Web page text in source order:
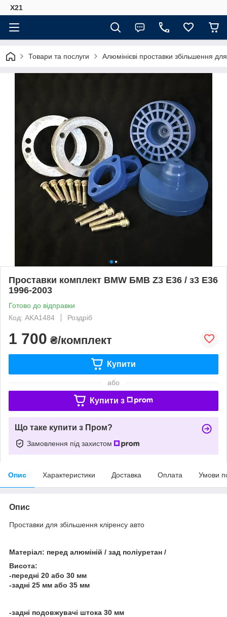
Х21
Товари та послуги Алюмінієві проставки збільшення
Проставки комплект BMW БМВ Z3 E36 / з3 Е36
1996-2003
Готово до відправки
Код: AKA1484
Роздріб
1 700 ₴/комплект
Купити
або
Купити з
Що таке купити з Пром?
Замовлення під захистом
Опис Характеристики Доставка Оплата Умови
Опис
Проставки для збільшення кліренсу авто
Матеріал: перед алюміній / зад поліуретан /
Висота:
-передні 20 або 30 мм
-задні 25 мм або 35 мм
-задні подовжувачі штока 30 мм